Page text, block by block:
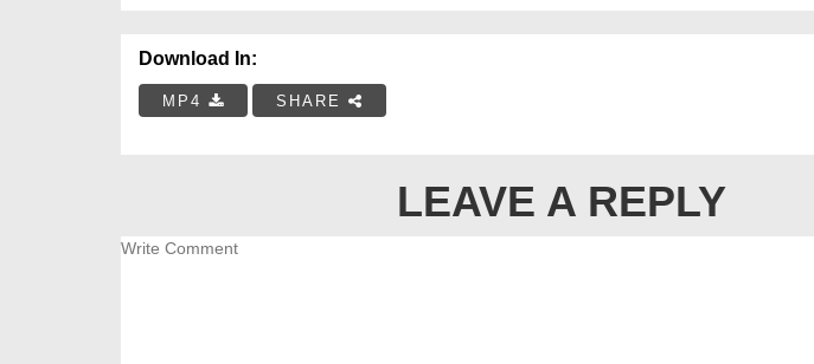
Download In:
MP4 SHARE
LEAVE A REPLY